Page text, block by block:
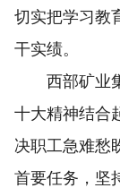
切实把学习教
干实绩。
西部矿业集
十大精神结合
决职工急难愁
首要任务，坚